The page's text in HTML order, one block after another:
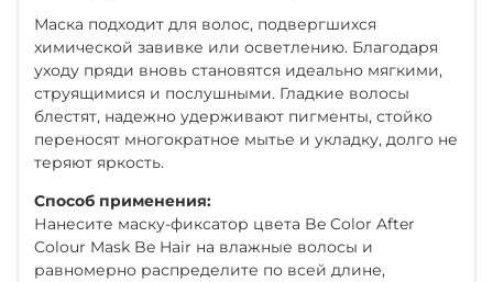
Маска подходит для волос, подвергшихся
химической завивке или осветлению. Благодаря
уходу пряди вновь становятся идеально мягкими,
струящимися и послушными. Гладкие волосы
блестят, надежно удерживают пигменты, стойко
переносят многократное мытье и укладку, долго не
теряют яркость.
Способ применения:
Нанесите маску-фиксатор цвета Be Color After
Colour Mask Be Hair на влажные волосы и
равномерно распределите по всей длине,